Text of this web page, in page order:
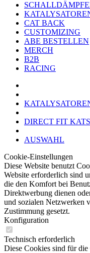
CAT BACK
CUSTOMIZING
ABE BESTELLEN
MERCH
B2B
RACING
DIRECT FIT KATS
AUSWAHL
Cookie-Einstellungen
Diese Website benutzt
Website erforderlich sind
die den Komfort bei
Direktwerbung dienen
und sozialen Netzwerken
Zustimmung gesetzt.
Konfiguration
Technisch erforderlich
Diese Cookies sind für